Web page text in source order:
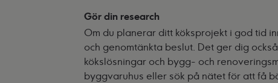
Gör din research
Om du planerar ditt köksprojekt i god tid
och genomtänkta beslut. Det ger dig
kökslösningar och bygg- och
byggvaruhus eller sök på nätet för att få